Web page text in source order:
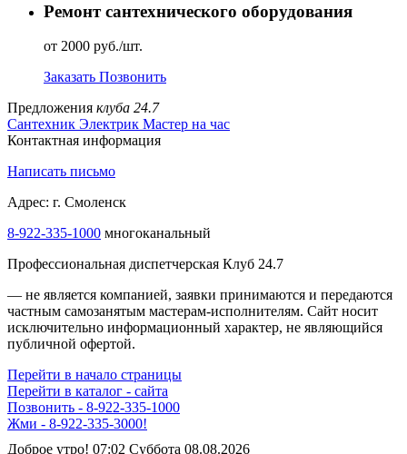
Ремонт сантехнического оборудования
от 2000 руб./шт.
Заказать Позвонить
Предложения клуба 24.7
Сантехник Электрик Мастер на час
Контактная информация
Написать письмо
Адрес: г. Смоленск
8-922-335-1000 многоканальный
Профессиональная диспетчерская Клуб 24.7
— не является компанией, заявки принимаются и передаются
частным самозанятым мастерам‑исполнителям. Сайт носит
исключительно информационный характер, не являющийся
публичной офертой.
Перейти в начало страницы
Перейти в каталог - сайта
Позвонить - 8-922-335-1000
Жми - 8-922-335-3000!
Доброе утро! 07:02 Суббота 08.08.2026